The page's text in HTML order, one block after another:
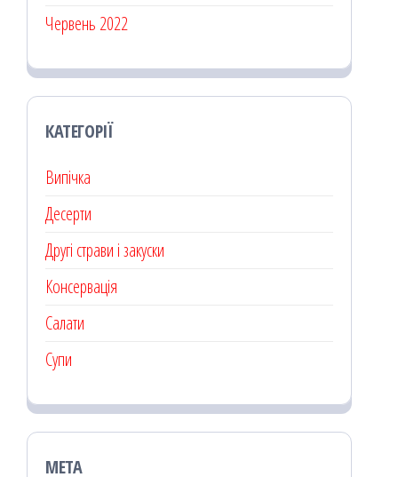
Червень 2022
КАТЕГОРІЇ
Випічка
Десерти
Другі страви і закуски
Консервація
Салати
Супи
МЕТА